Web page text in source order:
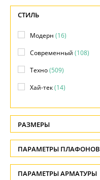
СТИЛЬ
Модерн (16)
Современный (108)
Техно(509)
Хай-тек(14)
РАЗМЕРЫ
Высота, см
-
Глубина, см
ПАРАМЕТРЫ ПЛАФОНОВ
ФОРМА ПЛАФОНА
ПАРАМЕТРЫ АРМАТУРЫ